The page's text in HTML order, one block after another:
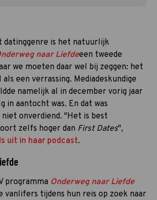
datinggenre is het natuurlijk
naar Liefdeeen tweede
we moeten daar wel bij zeggen: het
een verrassing. Mediadeskundige
namelijk al in december vorig jaar
in aantocht was. En dat was
niet onverdiend. "Het is best
zelfs hoger dan First Dates",
uit in haar podcast.
programma Onderweg naar Liefde
vanlifers tijdens hun reis op zoek naar